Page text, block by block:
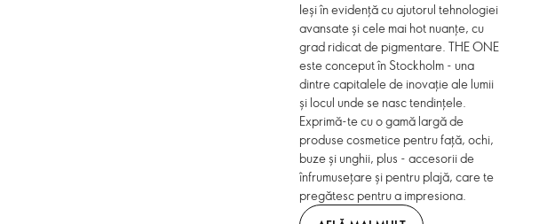
Ieși în evidență cu ajutorul tehnologiei
avansate și cele mai hot nuanțe, cu
grad ridicat de pigmentare. THE ONE
este conceput în Stockholm - una
dintre capitalele de inovație ale lumii
și locul unde se nasc tendințele.
Exprimă-te cu o gamă largă de
produse cosmetice pentru față, ochi,
buze și unghii, plus - accesorii de
înfrumusețare și pentru plajă, care te
pregătesc pentru a impresiona.